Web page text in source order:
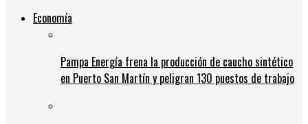
Economía
Pampa Energía frena la producción de caucho sintético
en Puerto San Martín y peligran 130 puestos de trabajo